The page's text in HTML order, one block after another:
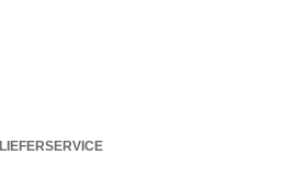
LIEFERSERVICE